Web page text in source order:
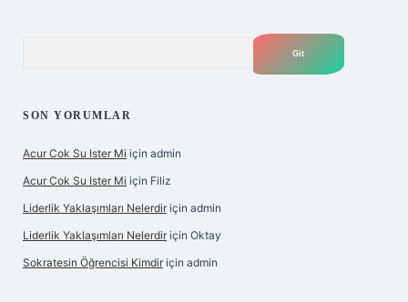
SON YORUMLAR
Acur Cok Su Ister Mi için admin
Acur Cok Su Ister Mi için Filiz
Liderlik Yaklaşımları Nelerdir için admin
Liderlik Yaklaşımları Nelerdir için Oktay
Sokratesin Öğrencisi Kimdir için admin